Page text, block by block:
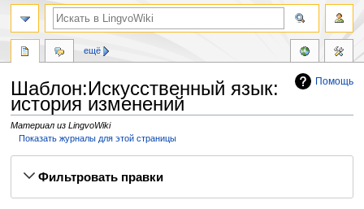
Помощь
Шаблон:Искусственный язык:
история изменений
Материал из LingvoWiki
Показать журналы для этой страницы
Фильтровать правки
ещё